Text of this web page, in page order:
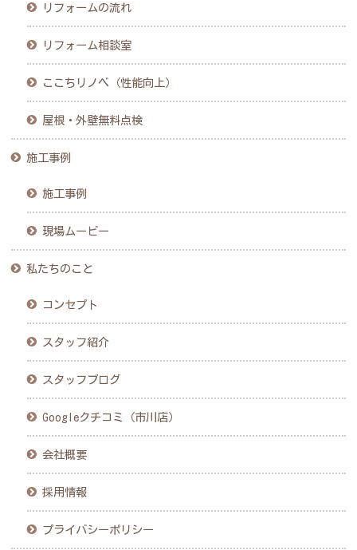
リフォームの流れ
リフォーム相談室
ここちリノベ（性能向上）
屋根・外壁無料点検
施工事例
施工事例
現場ムービー
私たちのこと
コンセプト
スタッフ紹介
スタッフブログ
Googleクチコミ（市川店）
会社概要
採用情報
プライバシーポリシー